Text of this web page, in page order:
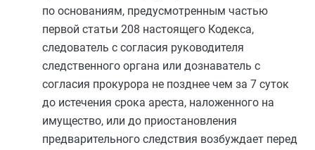
по основаниям, предусмотренным частью
первой статьи 208 настоящего Кодекса,
следователь с согласия руководителя
следственного органа или дознаватель с
согласия прокурора не позднее чем за 7 суток
до истечения срока ареста, наложенного на
имущество, или до приостановления
предварительного следствия возбуждает перед